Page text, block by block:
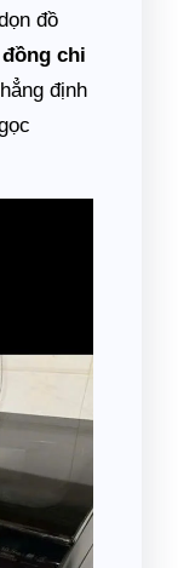
đồ
chi
định